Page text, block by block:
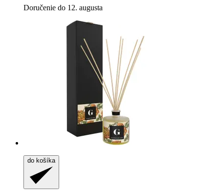
Doručenie do 12. augusta
do košíka